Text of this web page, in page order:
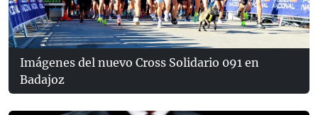
Imágenes del nuevo Cross Solidario 091 en
Badajoz